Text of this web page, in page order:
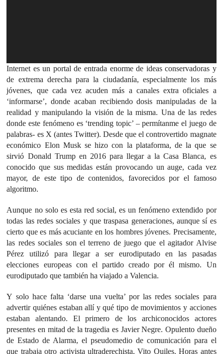
Internet es un portal de entrada enorme de ideas conservadoras y
de extrema derecha para la ciudadanía, especialmente los más
jóvenes, que cada vez acuden más a canales extra oficiales a
‘informarse’, donde acaban recibiendo dosis manipuladas de la
realidad y manipulando la visión de la misma. Una de las redes
donde este fenómeno es ‘trending topic’ – permítanme el juego de
palabras- es X (antes Twitter). Desde que el controvertido magnate
económico Elon Musk se hizo con la plataforma, de la que se
sirvió Donald Trump en 2016 para llegar a la Casa Blanca, es
conocido que sus medidas están provocando un auge, cada vez
mayor, de este tipo de contenidos, favorecidos por el famoso
algoritmo.
Aunque no solo es esta red social, es un fenómeno extendido por
todas las redes sociales y que traspasa generaciones, aunque sí es
cierto que es más acuciante en los hombres jóvenes. Precisamente,
las redes sociales son el terreno de juego que el agitador Alvise
Pérez utilizó para llegar a ser eurodiputado en las pasadas
elecciones europeas con el partido creado por él mismo. Un
eurodiputado que también ha viajado a Valencia.
Y solo hace falta ‘darse una vuelta’ por las redes sociales para
advertir quiénes estaban allí y qué tipo de movimientos y acciones
estaban alentando. El primero de los archiconocidos actores
presentes en mitad de la tragedia es Javier Negre. Opulento dueño
de Estado de Alarma, el pseudomedio de comunicación para el
que trabaja otro activista ultraderechista, Vito Quiles. Horas antes